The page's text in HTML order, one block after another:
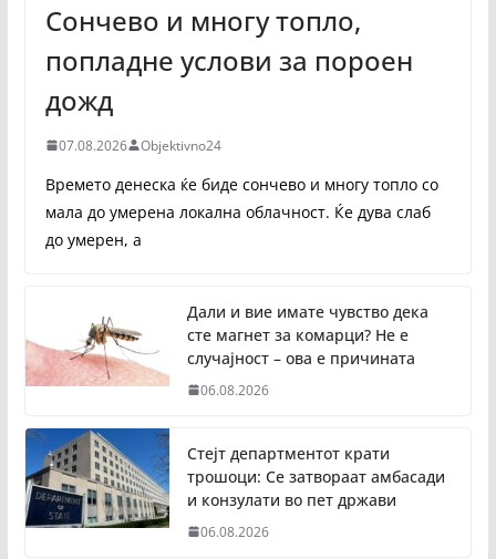
Сончево и многу топло,
попладне услови за пороен
дожд
07.08.2026 Objektivno24
Времето денеска ќе биде сончево и многу топло со
мала до умерена локална облачност. Ќе дува слаб
до умерен, а
Дали и вие имате чувство дека
сте магнет за комарци? Не е
случајност – ова е причината
06.08.2026
Стејт департментот крати
трошоци: Се затвораат амбасади
и конзулати во пет држави
06.08.2026